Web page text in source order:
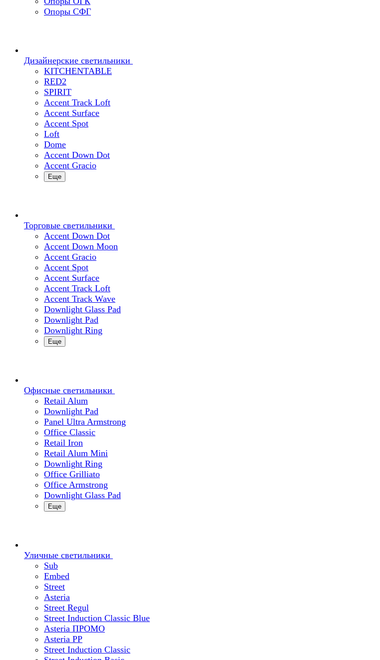
Опоры СФГ
Дизайнерские светильники
KITCHENTABLE
RED2
SPIRIT
Accent Track Loft
Accent Surface
Accent Spot
Loft
Dome
Accent Down Dot
Accent Gracio
Еще
Торговые светильники
Accent Down Dot
Accent Down Moon
Accent Gracio
Accent Spot
Accent Surface
Accent Track Loft
Accent Track Wave
Downlight Glass Pad
Downlight Pad
Downlight Ring
Еще
Офисные светильники
Retail Alum
Downlight Pad
Panel Ultra Armstrong
Office Classic
Retail Iron
Retail Alum Mini
Downlight Ring
Office Grilliato
Office Armstrong
Downlight Glass Pad
Еще
Уличные светильники
Sub
Embed
Street
Asteria
Street Regul
Street Induction Classic Blue
Asteria ПРОМО
Asteria PP
Street Induction Classic